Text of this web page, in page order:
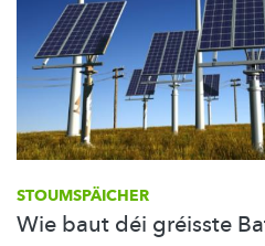
STOUMSPÄICHER
Wie baut déi gréisste